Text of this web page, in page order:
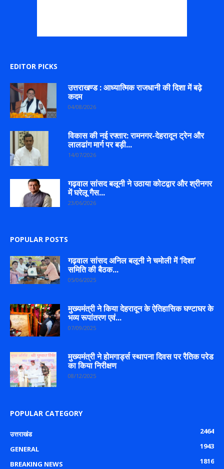
EDITOR PICKS
उत्तराखण्ड : आध्यात्मिक राजधानी की दिशा में बढ़े
कदम
04/08/2026
विकास की नई रफ्तार: रामनगर-देहरादून ट्रेन और
लालढांग मार्ग पर बड़ी...
14/07/2026
गढ़वाल सांसद बलूनी ने उठाया कोटद्वार और श्रीनगर
में घरेलू गैस...
23/06/2026
POPULAR POSTS
गढ़वाल सांसद अनिल बलूनी ने चमोली में ‘दिशा’
समिति की बैठक...
05/06/2025
मुख्यमंत्री ने किया देहरादून के ऐतिहासिक घण्टाघर के
भव्य रूपांतरण एवं...
07/09/2025
मुख्यमंत्री ने होमगार्ड्स स्थापना दिवस पर रैतिक परेड
का किया निरीक्षण
08/12/2025
POPULAR CATEGORY
उत्तराखंड
2464
GENERAL
1943
BREAKING NEWS
1816